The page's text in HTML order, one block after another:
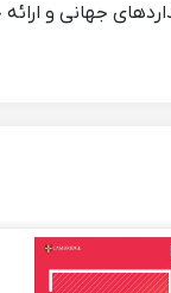
جهانی و